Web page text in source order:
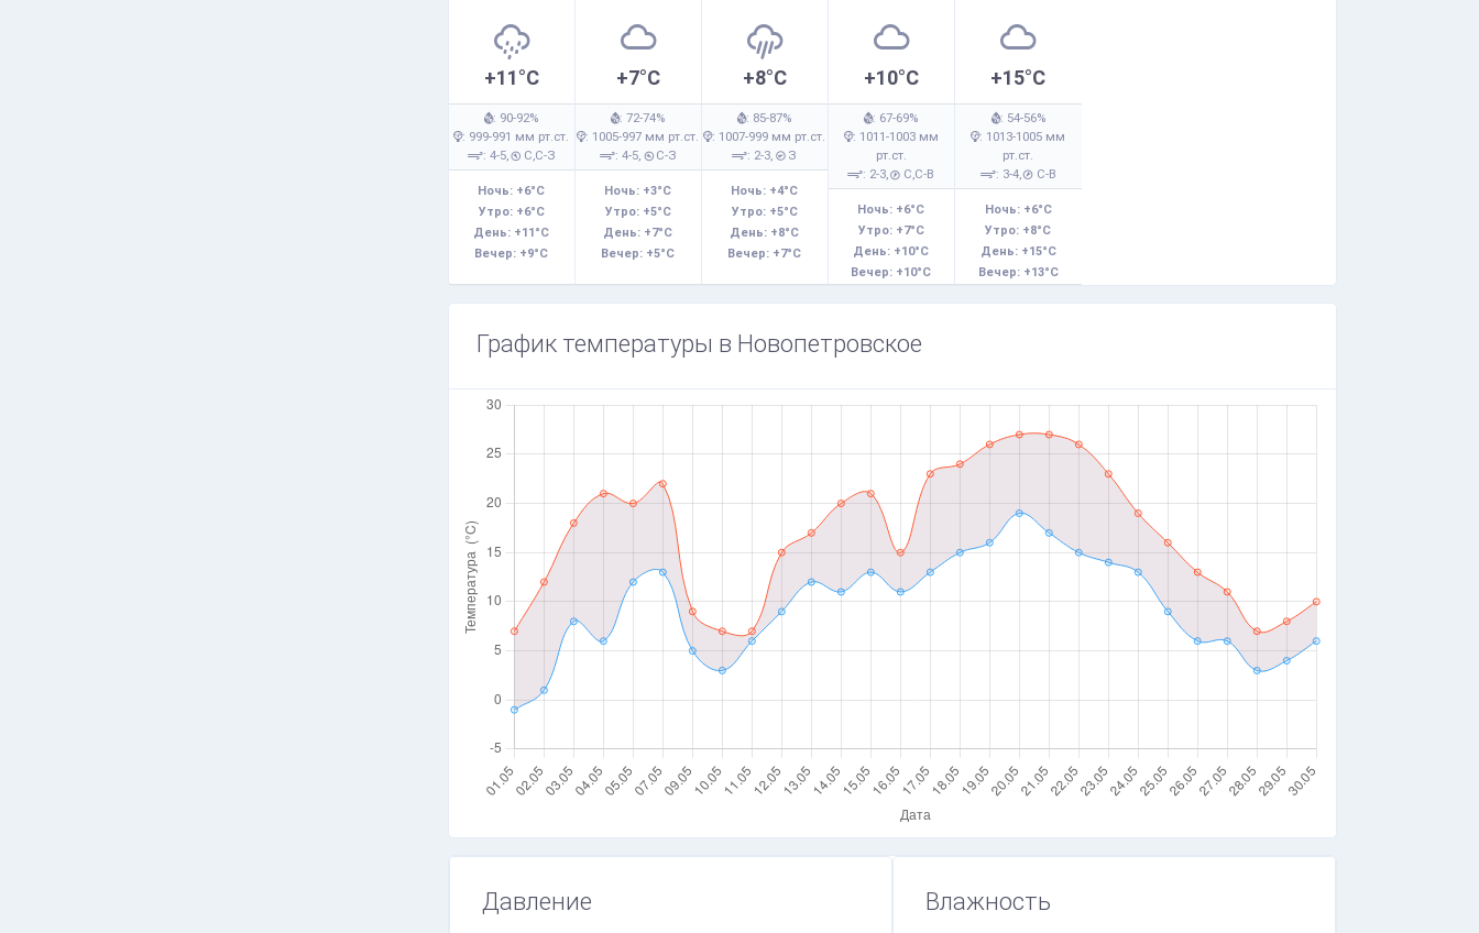
+11°C
: 90-92%
: 999-991 мм рт.ст.
: 4-5, С,С-З
Ночь: +6°C
Утро: +6°C
День: +11°C
Вечер: +9°C
+7°C
: 72-74%
: 1005-997 мм рт.ст.
: 4-5,
С-З
Ночь: +3°C
Утро: +5°C
День: +7°C
Вечер: +5°C
+8°C
: 85-87%
: 1007-999 мм рт.ст.
: 2-3, З
Ночь: +4°C
Утро: +5°C
День: +8°C
Вечер: +7°C
+10°C
: 67-69%
: 1011-1003 мм
рт.ст.
: 2-3,
С,С-В
Ночь: +6°C
Утро: +7°C
День: +10°C
Вечер: +10°C
+15°C
: 54-56%
: 1013-1005 мм
рт.ст.
: 3-4, С-В
Ночь: +6°C
Утро: +8°C
День: +15°C
Вечер: +13°C
График температуры в Новопетровское
Давление Влажность